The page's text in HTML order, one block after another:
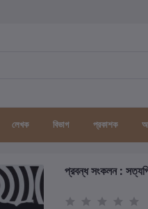
লেখক বিভাগ প্রকাশক
প্রবন্ধ সংকলন :